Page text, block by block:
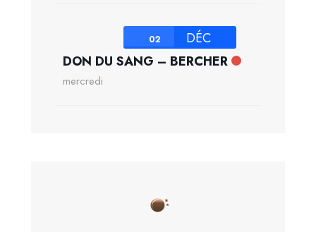
02
DÉC
DON DU SANG – BERCHER
mercredi